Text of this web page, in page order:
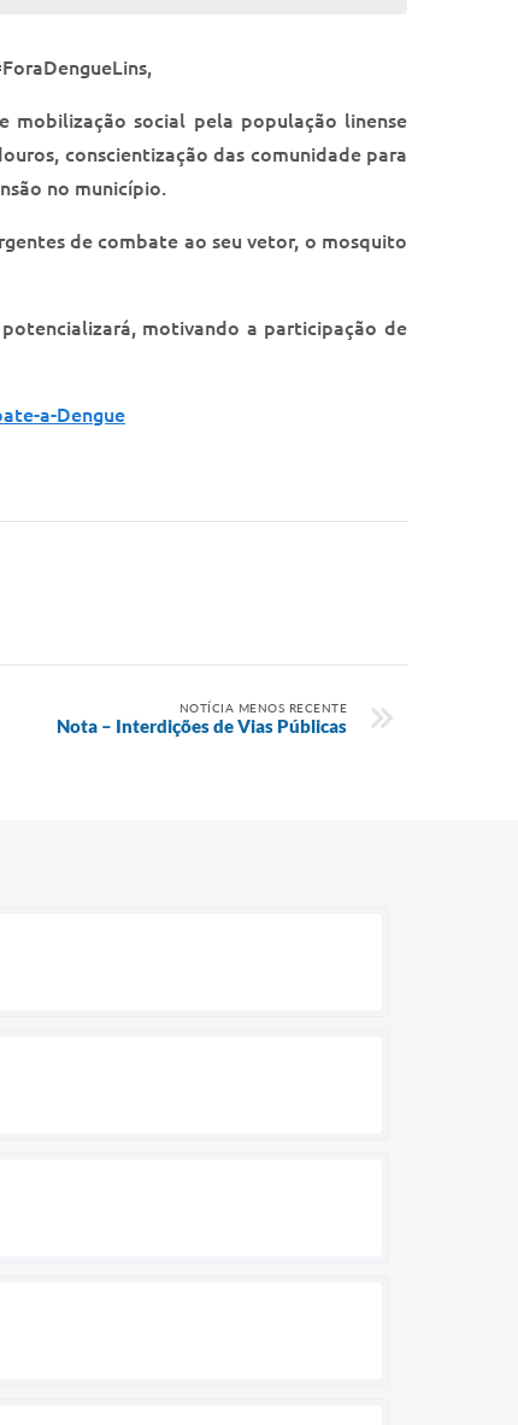
mobilização social pela população linense
conscientização das comunidade para
no município.
de combate ao seu vetor, o mosquito
motivando a participação de
a-Dengue
NOTÍCIA MENOS RECENTE
Nota – Interdições de Vias Públicas